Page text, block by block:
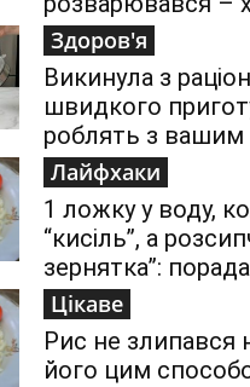
Здоров'я
Викинула з
швидкого
роблять з вашим
Лайфхаки
1 ложку у воду,
“кисіль”, а
зернятка”:
Цікаве
Рис не злипався
його цим